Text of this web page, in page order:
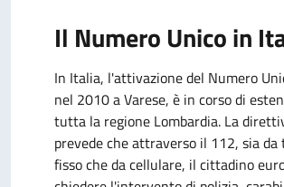
Il Numero Unico in
In Italia, l'attivazione del Numero
nel 2010 a Varese, è in corso di
tutta la regione Lombardia. La
prevede che attraverso il 112, sia da
fisso che da cellulare, il cittadino